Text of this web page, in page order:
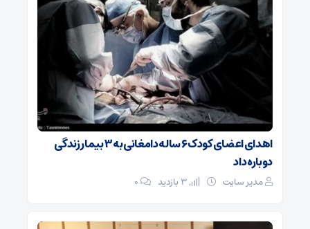
اهدای اعضای کودک ۶ ساله دامغانی به ۳ بیمار زندگی
دوباره داد
مدیر سایت ۰